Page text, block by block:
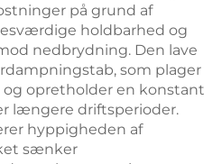
på grund af
holdbarhed og
nedbrydning. Den lave
som plager
opretholder en konstant
længere driftsperioder.
hyppigheden af
sænker